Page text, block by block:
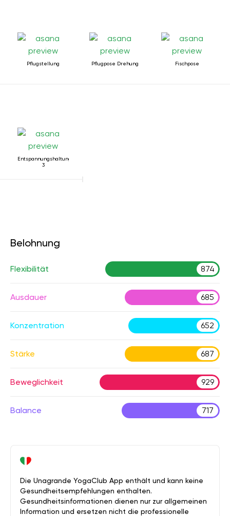
Pflugstellung Pflugpose Drehung Fischpose
Entspannungshaltung
3
Belohnung
Flexibilität 874
Ausdauer 685
Konzentration 652
Stärke 687
Beweglichkeit 929
Balance 717
Die Unagrande YogaClub App enthält und kann keine
Gesundheitsempfehlungen enthalten.
Gesundheitsinformationen dienen nur zur allgemeinen
Information und ersetzen nicht die professionelle